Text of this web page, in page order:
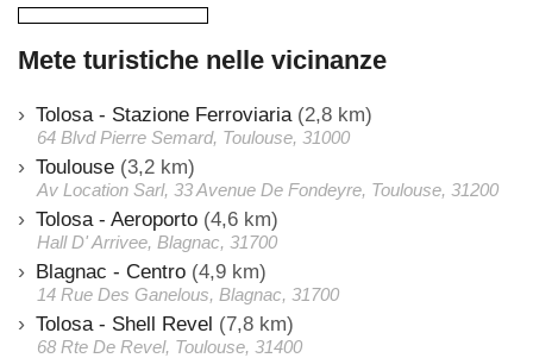
Mete turistiche nelle vicinanze
Tolosa - Stazione Ferroviaria (2,8 km)
64 Blvd Pierre Semard, Toulouse, 31000
Toulouse (3,2 km)
Av Location Sarl, 33 Avenue De Fondeyre, Toulouse, 31200
Tolosa - Aeroporto (4,6 km)
Hall D' Arrivee, Blagnac, 31700
Blagnac - Centro (4,9 km)
14 Rue Des Ganelous, Blagnac, 31700
Tolosa - Shell Revel (7,8 km)
68 Rte De Revel, Toulouse, 31400